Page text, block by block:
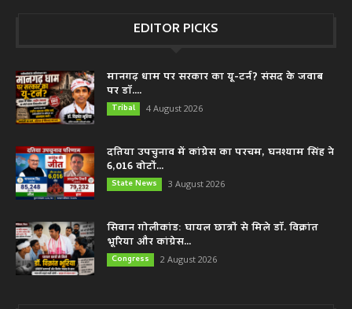
EDITOR PICKS
मानगढ़ धाम पर सरकार का यू-टर्न? संसद के जवाब
पर डॉ....
Tribal 4 August 2026
दतिया उपचुनाव में कांग्रेस का परचम, घनश्याम सिंह ने
6,016 वोटों...
State News 3 August 2026
सिवान गोलीकांड: घायल छात्रों से मिले डॉ. विक्रांत
भूरिया और कांग्रेस...
Congress 2 August 2026